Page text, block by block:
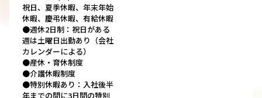
祝日、夏季休暇、年末年始
休暇、慶弔休暇、有給休暇
●週休2日制：祝日がある
週は土曜日出勤あり（会社
カレンダーによる）
●産休・育休制度
●介護休暇制度
●特別休暇あり：入社後半
年までの間に3日間の特別